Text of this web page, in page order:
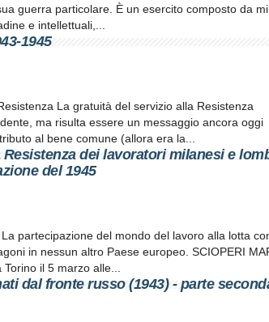
guerra particolare. È un esercito composto da
e intellettuali,...
1945
La gratuità del servizio alla Resistenza
ma risulta essere un messaggio ancora oggi
al bene comune (allora era la...
dei lavoratori milanesi e
del 1945
partecipazione del mondo del lavoro alla lotta
in nessun altro Paese europeo. SCIOPERI
il 5 marzo alle...
dal fronte russo (1943) - parte